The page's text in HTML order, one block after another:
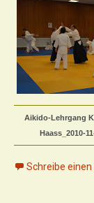
Aikido-Lehrgang
Haass_2010-
Schreibe